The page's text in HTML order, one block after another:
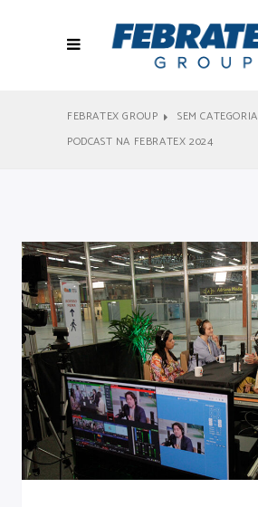
FEBRATEX GROUP
SEM CATEGORIA
PODCAST NA FEBRATEX 2024